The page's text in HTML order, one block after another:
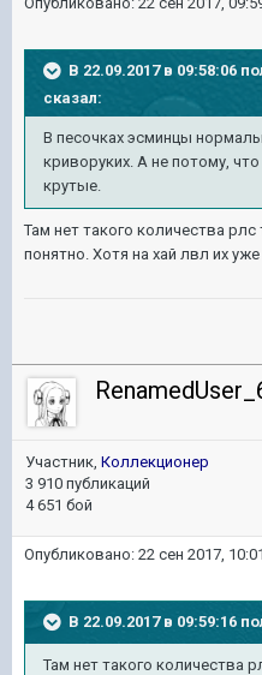
В 22.09.2017 в 09:58:06
сказал:
В песочках эсминцы
криворуких. А не потому,
крутые.
Там нет такого количества
понятно. Хотя на хай лвл их
Участник, Коллекционер
3 910 публикаций
4 651 бой
Опубликовано: 22 сен 2017,
В 22.09.2017 в 09:59:16
Там нет такого количества